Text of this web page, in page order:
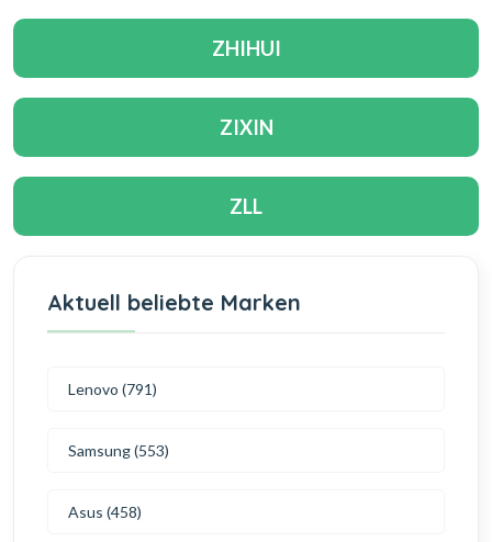
ZHIHUI
ZIXIN
ZLL
Aktuell beliebte Marken
Lenovo (791)
Samsung (553)
Asus (458)